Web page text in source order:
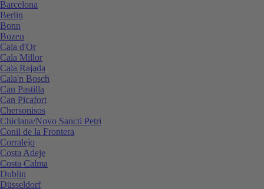
Barcelona
Berlin
Bonn
Bozen
Cala d'Or
Cala Millor
Cala Rajada
Cala'n Bosch
Can Pastilla
Can Picafort
Chersonisos
Chiclana/Novo Sancti Petri
Conil de la Frontera
Corralejo
Costa Adeje
Costa Calma
Dublin
Düsseldorf